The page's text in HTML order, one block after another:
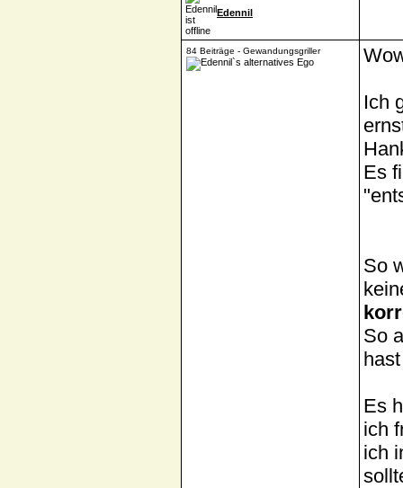
Edennil
84 Beiträge - Gewandungsgriller
Ich
Es
So
So
Es
ich
ich